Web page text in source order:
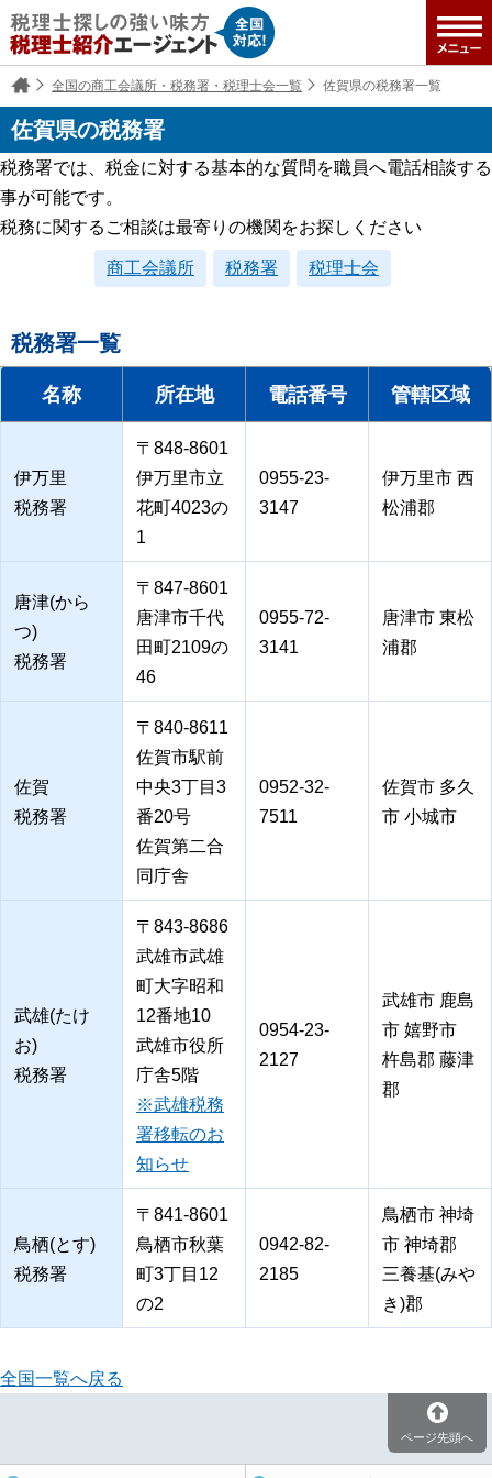
全国の商工会議所・税務署・税理士会一覧 佐賀県の税務署一覧
佐賀県の税務署
税務署では、税金に対する基本的な質問を職員へ電話相談する
事が可能です。
税務に関するご相談は最寄りの機関をお探しください
商工会議所 税務署 税理士会
税務署一覧
名称 所在地 電話番号 管轄区域
伊万里
税務署
〒848-8601
伊万里市立
花町4023の
1
0955-23-
3147
伊万里市 西
松浦郡
唐津(から
つ)
税務署
〒847-8601
唐津市千代
田町2109の
46
0955-72-
3141
唐津市 東松
浦郡
佐賀
税務署
〒840-8611
佐賀市駅前
中央3丁目3
番20号
佐賀第二合
同庁舎
0952-32-
7511
佐賀市 多久
市 小城市
武雄(たけ
お)
税務署
〒843-8686
武雄市武雄
町大字昭和
12番地10
武雄市役所
庁舎5階
※武雄税務
署移転のお
知らせ
0954-23-
2127
武雄市 鹿島
市 嬉野市
杵島郡 藤津
郡
鳥栖(とす)
税務署
〒841-8601
鳥栖市秋葉
町3丁目12
の2
0942-82-
2185
鳥栖市 神埼
市 神埼郡
三養基(みや
き)郡
全国一覧へ戻る
ページ先頭へ